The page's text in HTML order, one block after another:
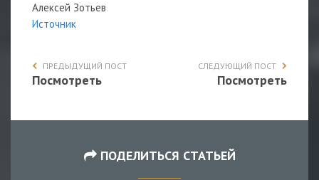
Алексей Зотьев
Источник
ПРЕДЫДУЩИЙ ПОСТ
Посмотреть
СЛЕДУЮЩИЙ ПОСТ
Посмотреть
ПОДЕЛИТЬСЯ СТАТЬЕЙ